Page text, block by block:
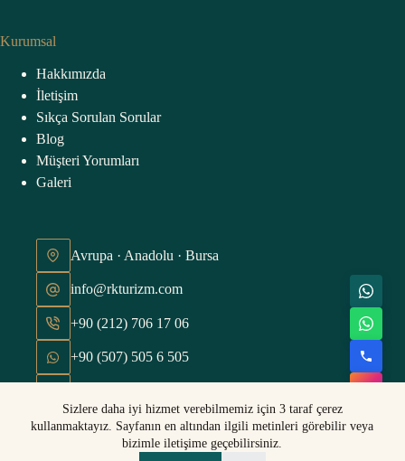
Sizlere daha iyi hizmet verebilmemiz için 3 taraf çerez
kullanmaktayız. Sayfanın en altından ilgili metinleri görebilir veya
bizimle iletişime geçebilirsiniz.
Kurumsal
Hakkımızda
İletişim
Sıkça Sorulan Sorular
Blog
Müşteri Yorumları
Galeri
Avrupa · Anadolu · Bursa
info@rkturizm.com
+90 (212) 706 17 06
+90 (507) 505 6 505
TÜM HAKLARI SAKLIDIR © 2026
88SAGA INC.VISUAL INTELLIGENCE